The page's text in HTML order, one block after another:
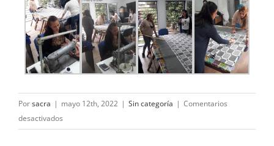
Porsacra | mayo 12th, 2022 | Sin categoría | Comentarios
desactivados